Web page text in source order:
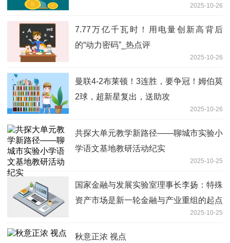
2025-10-26
7.77万亿千瓦时！用电量创新高背后
的“动力密码”_热点评
2025-10-26
曼联4-2布莱顿！3连胜，要争冠！姆伯莫
2球，超新星复出，送助攻
2025-10-26
共探大单元教学新路径——聊城市实验小
学语文基地教研活动纪实
2025-10-25
国家金融与发展实验室理事长李扬：特殊
资产市场是新一轮金融与产业重组的起点
2025-10-25
秋意正浓 视点